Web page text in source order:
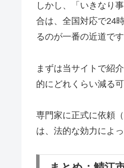
しかし、「いきなり
合は、全国対応で24
るのが一番の近道です
まずは当サイトで紹
的にどれくらい減る
専門家に正式に依頼
は、法的な効力によ